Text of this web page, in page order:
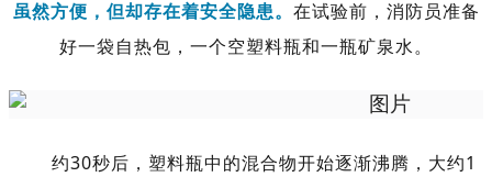
虽然方便，但却存在着安全隐患。 在试验前，消防员准备
好一袋自热包，一个空塑料瓶和一瓶矿泉水。
约30秒后，塑料瓶中的混合物开始逐渐沸腾，大约1